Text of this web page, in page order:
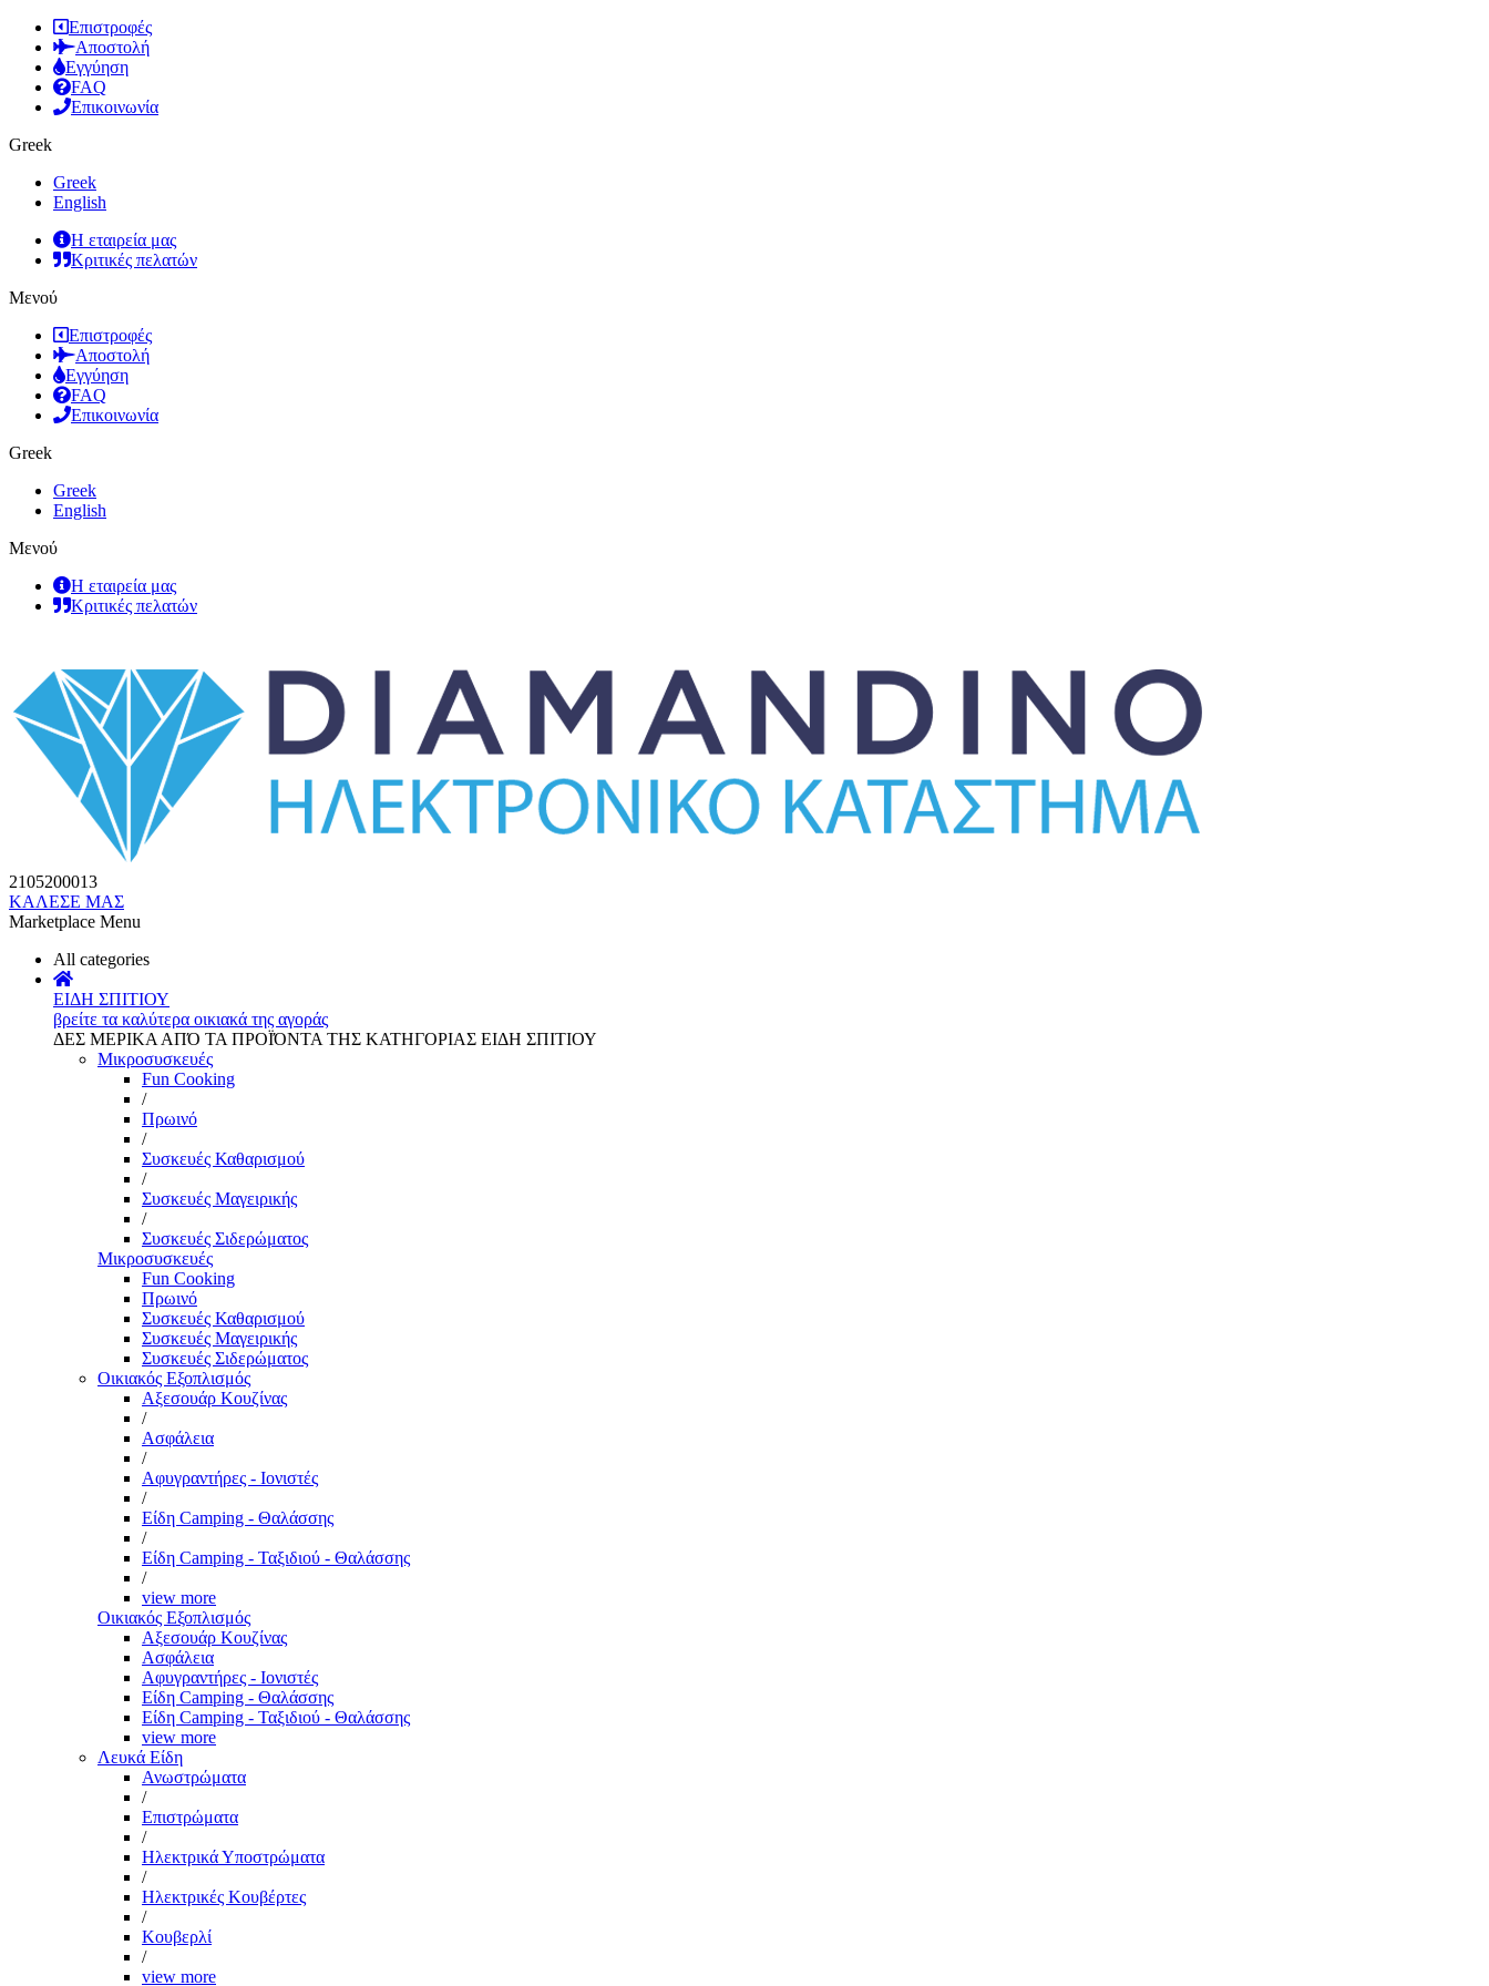
Επιστροφές
Αποστολή
Εγγύηση
FAQ
Επικοινωνία
Greek
Greek
English
Η εταιρεία μας
Κριτικές πελατών
Μενού
Επιστροφές
Αποστολή
Εγγύηση
FAQ
Επικοινωνία
Greek
Greek
English
Μενού
Η εταιρεία μας
Κριτικές πελατών
2105200013
ΚΑΛΕΣΕ ΜΑΣ
Marketplace Menu
All categories
ΕΙΔΗ ΣΠΙΤΙΟΥ
βρείτε τα καλύτερα οικιακά της αγοράς
ΔΕΣ ΜΕΡΙΚΑ ΑΠΌ ΤΑ ΠΡΟΪΌΝΤΑ ΤΗΣ ΚΑΤΗΓΟΡΙΑΣ ΕΙΔΗ ΣΠΙΤΙΟΥ
Μικροσυσκευές
Fun Cooking
/
Πρωινό
/
Συσκευές Καθαρισμού
/
Συσκευές Μαγειρικής
/
Συσκευές Σιδερώματος
Μικροσυσκευές
Fun Cooking
Πρωινό
Συσκευές Καθαρισμού
Συσκευές Μαγειρικής
Συσκευές Σιδερώματος
Οικιακός Εξοπλισμός
Αξεσουάρ Κουζίνας
/
Ασφάλεια
/
Αφυγραντήρες - Ιονιστές
/
Είδη Camping - Θαλάσσης
/
Είδη Camping - Ταξιδιού - Θαλάσσης
/
view more
Οικιακός Εξοπλισμός
Αξεσουάρ Κουζίνας
Ασφάλεια
Αφυγραντήρες - Ιονιστές
Είδη Camping - Θαλάσσης
Είδη Camping - Ταξιδιού - Θαλάσσης
view more
Λευκά Είδη
Ανωστρώματα
/
Επιστρώματα
/
Ηλεκτρικά Υποστρώματα
/
Ηλεκτρικές Κουβέρτες
/
Κουβερλί
/
view more